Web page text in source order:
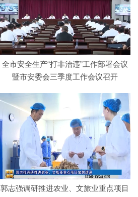
全市安全生产“打非治违”工作部署会议
暨市安委会三季度工作会议召开
郭志强调研推进农业、文旅业重点项目